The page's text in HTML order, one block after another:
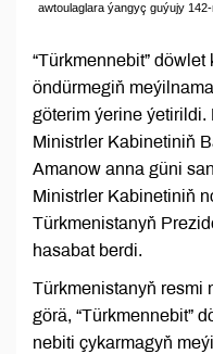
awtoulaglara ýangyç guýujy
“Türkmennebit”
öndürmegiň
göterim ýerine ýetirildi.
Ministrler Kabinetiniň
Amanow anna güni
Ministrler Kabinetiniň
Türkmenistanyň
hasabat berdi.
Türkmenistanyň resmi
görä, “Türkmennebit”
nebiti çykarmagyň